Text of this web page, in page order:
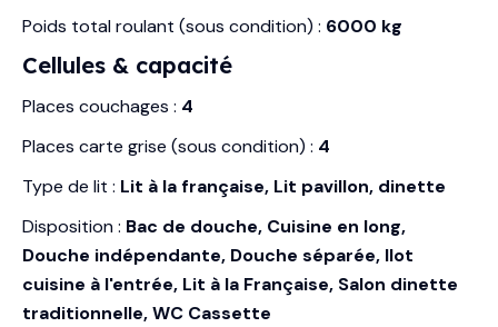
Poids total roulant (sous condition) : 6000 kg
Cellules & capacité
Places couchages : 4
Places carte grise (sous condition) : 4
Type de lit : Lit à la française, Lit pavillon, dinette
Disposition : Bac de douche, Cuisine en long,
Douche indépendante, Douche séparée, Ilot
cuisine à l'entrée, Lit à la Française, Salon dinette
traditionnelle, WC Cassette